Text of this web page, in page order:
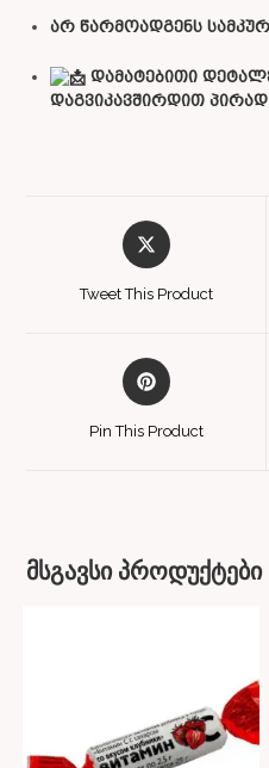
არ წარმოადგენს
დამატებითი
დაგვიკავშირდით პირად
Tweet This Product
Pin This Product
მსგავსი პროდუქტები